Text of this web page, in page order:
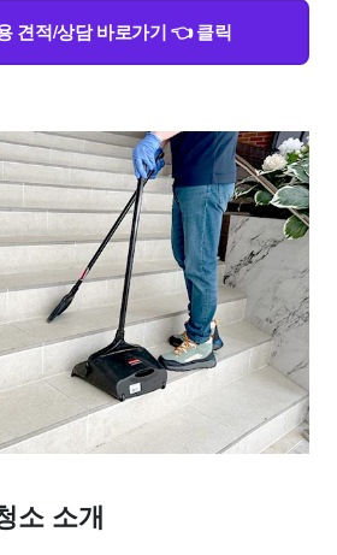
견적/상담 바로가기 👈 클릭
소 소개